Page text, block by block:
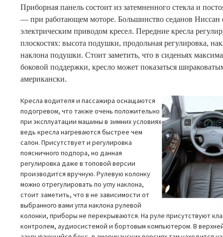
Приборная панель состоит из затемненного стекла и
— при работающем моторе. Большинство седанов Ниссан
электрическим приводом кресел. Передние кресла
плоскостях: высота подушки, продольная регулировка,
наклона подушки. Стоит заметить, что в сиденьях
боковой поддержки, кресло может показаться
американски.
Кресла водителя и пассажира оснащаются
подогревом, что также очень положительно
при эксплуатации машины в зимних условиях
ведь кресла нагреваются быстрее чем
салон. Присутствует и регулировка
поясничного подпора, но данная
регулировка даже в топовой версии
производится вручную. Рулевую колонку
можно отрегулировать по углу наклона,
стоит заметить, что в не зависимости от
выбранного вами угла наклона рулевой
колонки, приборы не перекрываются. На руле присутствуют
контролем, аудиосистемой и бортовым компьютером. В